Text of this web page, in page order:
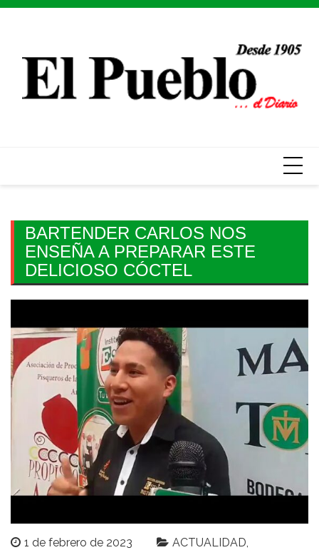
Skip
BARTENDER CARLOS NOS
ENSEÑA A PREPARAR ESTE
DELICIOSO CÓCTEL
1 de febrero de 2023
ACTUALIDAD